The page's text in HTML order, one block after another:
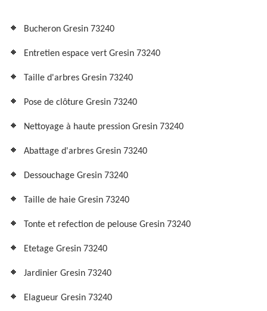
Bucheron Gresin 73240
Entretien espace vert Gresin 73240
Taille d'arbres Gresin 73240
Pose de clôture Gresin 73240
Nettoyage à haute pression Gresin 73240
Abattage d'arbres Gresin 73240
Dessouchage Gresin 73240
Taille de haie Gresin 73240
Tonte et refection de pelouse Gresin 73240
Etetage Gresin 73240
Jardinier Gresin 73240
Elagueur Gresin 73240